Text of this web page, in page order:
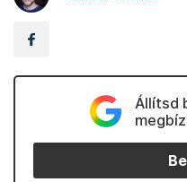
Állítsd